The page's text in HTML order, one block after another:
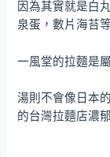
因為其實就是白
泉蛋，數片海苔
一風堂的拉麵是
湯則不會像日本
的台灣拉麵店濃郁